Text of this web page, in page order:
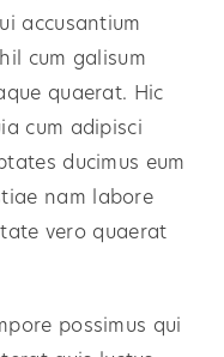
accusantium
cum galisum
quaerat. Hic
cum adipisci
ducimus eum
nam labore
vero quaerat
possimus qui